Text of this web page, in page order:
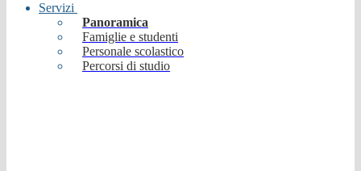
Servizi
Panoramica
Famiglie e studenti
Personale scolastico
Percorsi di studio